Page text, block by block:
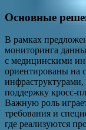
Основные
В рамках
мониторинга
с медицинскими
ориентированы на
инфраструктурами,
поддержку кросс-
Важную роль
требования и
где реализуются